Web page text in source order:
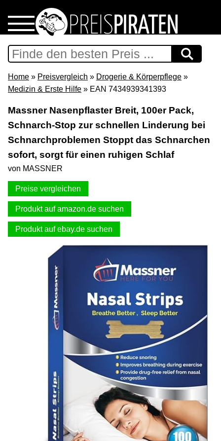
Home
Download
Support & Newsletter
Presse
Datenschutz
Impressum
Home » Preisvergleich » Drogerie & Körperpflege »
Medizin & Erste Hilfe » EAN 7434939341393
Massner Nasenpflaster Breit, 100er Pack,
Schnarch-Stop zur schnellen Linderung bei
Schnarchproblemen Stoppt das Schnarchen
sofort, sorgt für einen ruhigen Schlaf
von MASSNER
Preise vergleichen
Produkt auf amazon.de suchen
Produkt auf ebay.de suchen